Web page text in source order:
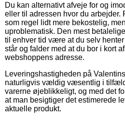
Du kan alternativt afveje for og
eller til adressen hvor du arbejder.
som regel lidt mere bekostelig,
uproblematisk. Den mest
til enhver tid være at du selv
står og falder med at du bor i kort
webshoppens adresse.
Leveringshastigheden på
naturligvis vældig væsentlig i
varerne øjeblikkeligt, og med det
at man besigtiger det estimerede
aktuelle produkt.